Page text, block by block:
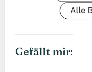
Alle
Gefällt mir: